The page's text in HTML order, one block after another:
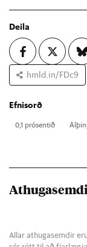
Deila
hmld.in/FDc9
Efnisorð
0,1 pró­sent­ið
Allar athugasemdir